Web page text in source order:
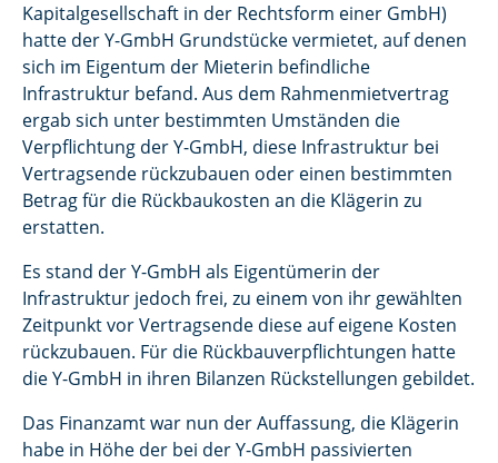
Kapitalgesellschaft in der Rechtsform einer GmbH)
hatte der Y-GmbH Grundstücke vermietet, auf denen
sich im Eigentum der Mieterin befindliche
Infrastruktur befand. Aus dem Rahmenmietvertrag
ergab sich unter bestimmten Umständen die
Verpflichtung der Y-GmbH, diese Infrastruktur bei
Vertragsende rückzubauen oder einen bestimmten
Betrag für die Rückbaukosten an die Klägerin zu
erstatten.
Es stand der Y-GmbH als Eigentümerin der
Infrastruktur jedoch frei, zu einem von ihr gewählten
Zeitpunkt vor Vertragsende diese auf eigene Kosten
rückzubauen. Für die Rückbauverpflichtungen hatte
die Y-GmbH in ihren Bilanzen Rückstellungen gebildet.
Das Finanzamt war nun der Auffassung, die Klägerin
habe in Höhe der bei der Y-GmbH passivierten